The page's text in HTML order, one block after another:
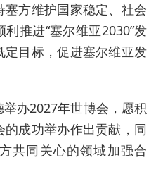
方维护国家稳定、社会
推进“塞尔维亚2030”发
定目标，促进塞尔维亚发
办2027年世博会，愿积
成功举办作出贡献，同
共同关心的领域加强合